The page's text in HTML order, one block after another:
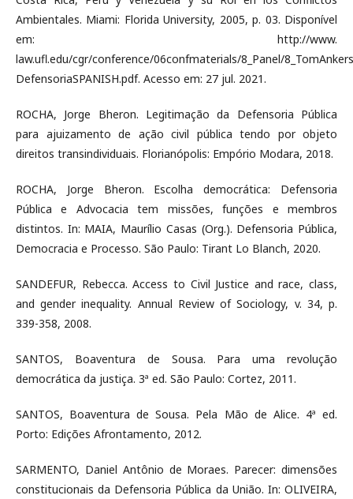
Ambientales. Miami: Florida University, 2005, p. 03. Disponível
em: http://www.
law.ufl.edu/cgr/conference/06confmaterials/8_Panel/
DefensoriaSPANISH.pdf. Acesso em: 27 jul. 2021.
ROCHA, Jorge Bheron. Legitimação da Defensoria Pública
para ajuizamento de ação civil pública tendo por objeto
direitos transindividuais. Florianópolis: Empório Modara, 2018.
ROCHA, Jorge Bheron. Escolha democrática: Defensoria
Pública e Advocacia tem missões, funções e membros
distintos. In: MAIA, Maurílio Casas (Org.). Defensoria Pública,
Democracia e Processo. São Paulo: Tirant Lo Blanch, 2020.
SANDEFUR, Rebecca. Access to Civil Justice and race, class,
and gender inequality. Annual Review of Sociology, v. 34, p.
339-358, 2008.
SANTOS, Boaventura de Sousa. Para uma revolução
democrática da justiça. 3ª ed. São Paulo: Cortez, 2011.
SANTOS, Boaventura de Sousa. Pela Mão de Alice. 4ª ed.
Porto: Edições Afrontamento, 2012.
SARMENTO, Daniel Antônio de Moraes. Parecer: dimensões
constitucionais da Defensoria Pública da União. In: OLIVEIRA,